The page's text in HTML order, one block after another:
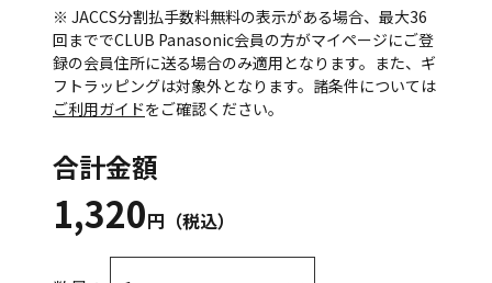
※ JACCS分割払手数料無料の表示がある場合、最大36
回まででCLUB Panasonic会員の方がマイページにご登
録の会員住所に送る場合のみ適用となります。また、ギ
フトラッピングは対象外となります。諸条件については
ご利用ガイドをご確認ください。
合計金額
1,320円（税込）